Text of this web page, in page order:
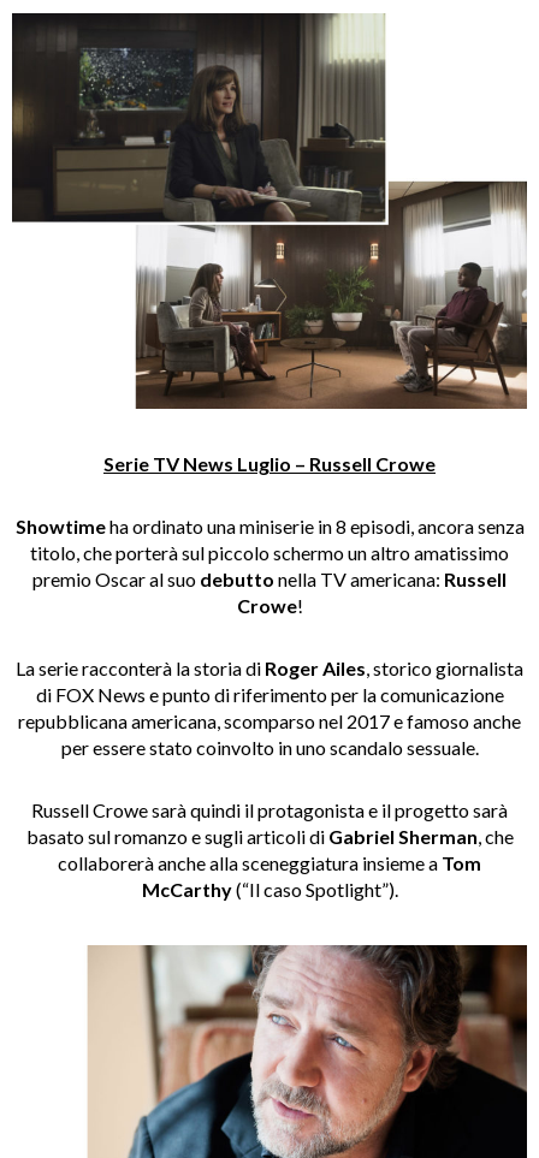
Serie TV News Luglio – Russell Crowe
Showtimeha ordinato una miniserie in 8 episodi, ancora senza
titolo, che porterà sul piccolo schermo un altro amatissimo
premio Oscar al suo debutto nella TV americana: Russell
Crowe!
La serie racconterà la storia di Roger Ailes , storico giornalista
di FOX News e punto di riferimento per la comunicazione
repubblicana americana, scomparso nel 2017 e famoso anche
per essere stato coinvolto in uno scandalo sessuale.
Russell Crowe sarà quindi il protagonista e il progetto sarà
basato sul romanzo e sugli articoli di Gabriel Sherman , che
collaborerà anche alla sceneggiatura insieme a Tom
McCarthy(“Il caso Spotlight”).